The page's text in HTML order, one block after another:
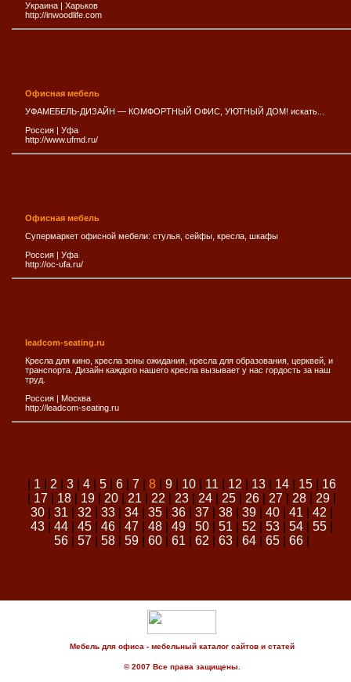
Украина | Харьков
http://inwoodlife.com
Офисная мебель
УФАМЕБЕЛЬ-ДИЗАЙН — КОМФОРТНЫЙ ОФИС, УЮТНЫЙ ДОМ! искать...
Россия | Уфа
http://www.ufmd.ru/
Офисная мебель
Cупермаркет офисной мебели: стулья, сейфы, кресла, шкафы
Россия | Уфа
http://oc-ufa.ru/
leadcom-seating.ru
Кресла для кино, кресла зоны ожидания, кресла для образования, церквей, и
транспорта. Дизайн каждого нашего кресла вызывает у нас гордость за наш
труд.
Россия | Москва
http://leadcom-seating.ru
1 2 3| 4| 5| 6| 7| 8 9| 10| 11 12 13| 14| 15| 16
17| 18| 19| 20| 21 22 23| 24| 25| 26| 27| 28| 29|
30| 31 32 33| 34| 35| 36| 37| 38| 39| 40| 41 42
43| 44| 45| 46| 47| 48| 49| 50| 51 52 53| 54| 55|
56| 57| 58| 59| 60| 61 62 63| 64| 65| 66|
Мебель для офиса - мебельный каталог сайтов и статей
© 2007 Все права защищены.